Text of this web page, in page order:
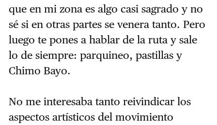
que en mi zona es algo casi sagrado y no
sé si en otras partes se venera tanto. Pero
luego te pones a hablar de la ruta y sale
lo de siempre: parquineo, pastillas y
Chimo Bayo.
No me interesaba tanto reivindicar los
aspectos artísticos del movimiento